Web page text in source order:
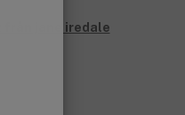
från jane iredale